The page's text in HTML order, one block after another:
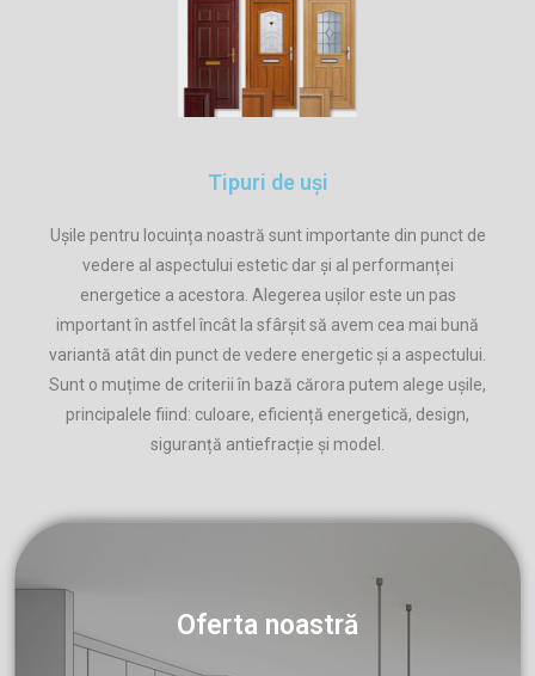
Tipuri de uși
Ușile pentru locuința noastră sunt importante din punct de
vedere al aspectului estetic dar și al performanței
energetice a acestora. Alegerea ușilor este un pas
important în astfel încât la sfârșit să avem cea mai bună
variantă atât din punct de vedere energetic și a aspectului.
Sunt o muțime de criterii în bază cărora putem alege ușile,
principalele fiind: culoare, eficiență energetică, design,
siguranță antiefracție și model.
Oferta noastră